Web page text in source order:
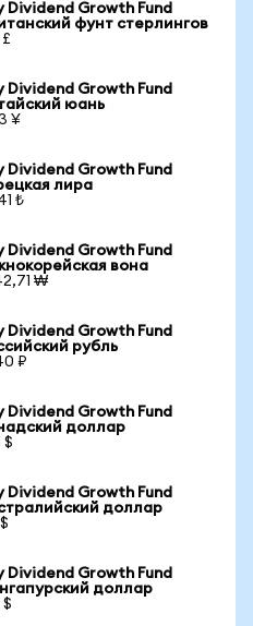
Dividend Growth Fund
фунт стерлингов
Dividend Growth Fund
юань
¥
Dividend Growth Fund
лира
₺
Dividend Growth Fund
вона
₩
Dividend Growth Fund
рубль
₽
Dividend Growth Fund
доллар
$
Dividend Growth Fund
доллар
Dividend Growth Fund
доллар
$